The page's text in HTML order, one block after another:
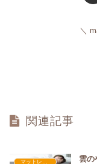
関連記事
雲の